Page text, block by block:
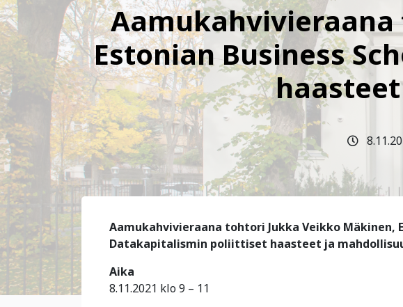
Estonian Business
Aamukahvivieraana tohtori Jukka Veikko Mäkinen,
Datakapitalismin poliittiset haasteet ja
Aika
8.11.2021 klo 9 – 11